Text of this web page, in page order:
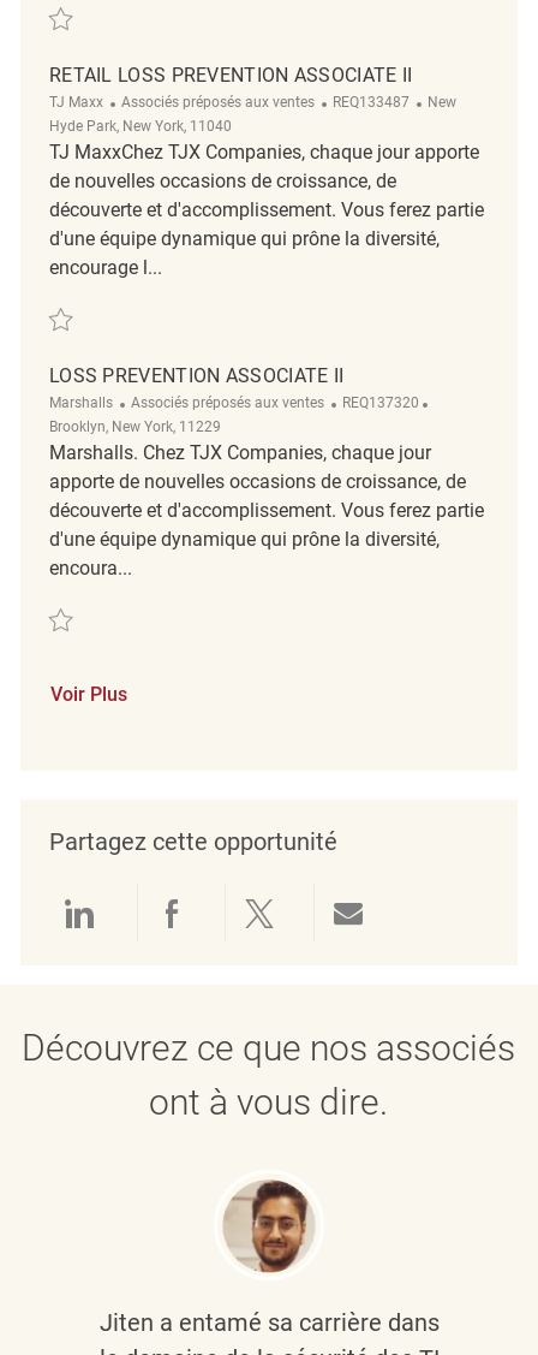
Sauvegarder Retail Loss Prevention Associate II REQ118570
RETAIL LOSS PREVENTION ASSOCIATE II
TJ Maxx Catégorie
Associés préposés aux ventes ReqId
REQ133487 Emplacement
New
Hyde Park, New York, 11040
TJ MaxxChez TJX Companies, chaque jour apporte
de nouvelles occasions de croissance, de
découverte et d'accomplissement. Vous ferez partie
d'une équipe dynamique qui prône la diversité,
encourage l...
Sauvegarder Retail Loss Prevention Associate II REQ133487
LOSS PREVENTION ASSOCIATE II
Marshalls Catégorie
Associés préposés aux ventes ReqId
REQ137320
Brooklyn, New York, 11229
Marshalls. Chez TJX Companies, chaque jour
apporte de nouvelles occasions de croissance, de
découverte et d'accomplissement. Vous ferez partie
d'une équipe dynamique qui prône la diversité,
encoura...
Sauvegarder Loss Prevention Associate II REQ137320
Voir Plus
Partagez cette opportunité
Partager via LinkedIn
Partager via Facebook
Partager via twitter
Découvrez ce que nos associés
ont à vous dire.
Jiten a entamé sa carrière dans